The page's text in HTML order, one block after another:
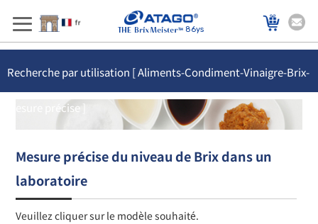
86ys
Recherche par utilisation [ Aliments-Condiment-Vinaigre-Brix-
Mesure précise ]
Mesure précise du niveau de Brix dans un
laboratoire
Veuillez cliquer sur le modèle souhaité.